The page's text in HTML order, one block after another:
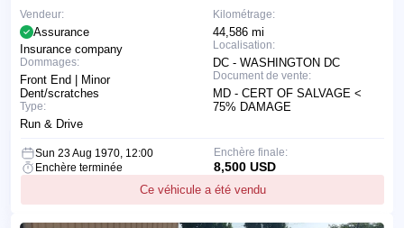
Kilométrage:
44,586 mi
Localisation:
DC - WASHINGTON DC
Document de vente:
MD - CERT OF SALVAGE <
75% DAMAGE
Vendeur:
Assurance
Insurance company
Dommages:
Front End | Minor
Dent/scratches
Type:
Run & Drive
Sun 23 Aug 1970, 12:00
Enchère terminée
Ce véhicule a été vendu
Enchère finale:
8,500 USD